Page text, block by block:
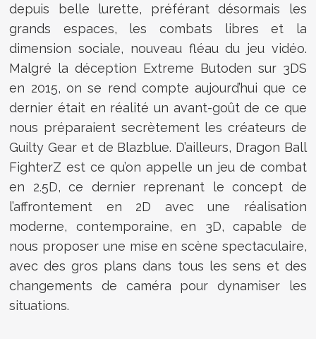
depuis belle lurette, préférant désormais les
grands espaces, les combats libres et la
dimension sociale, nouveau fléau du jeu vidéo.
Malgré la déception Extreme Butoden sur 3DS
en 2015, on se rend compte aujourd’hui que ce
dernier était en réalité un avant-goût de ce que
nous préparaient secrètement les créateurs de
Guilty Gear et de Blazblue. D’ailleurs, Dragon Ball
FighterZ est ce qu’on appelle un jeu de combat
en 2.5D, ce dernier reprenant le concept de
l’affrontement en 2D avec une réalisation
moderne, contemporaine, en 3D, capable de
nous proposer une mise en scène spectaculaire,
avec des gros plans dans tous les sens et des
changements de caméra pour dynamiser les
situations.